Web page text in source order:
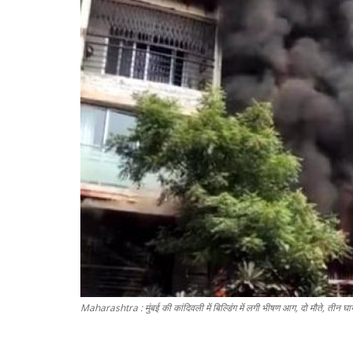
Maharashtra : मुंबई की कांदिवली में बिल्डिंग में लगी भीषण आग, दो मौते, तीन